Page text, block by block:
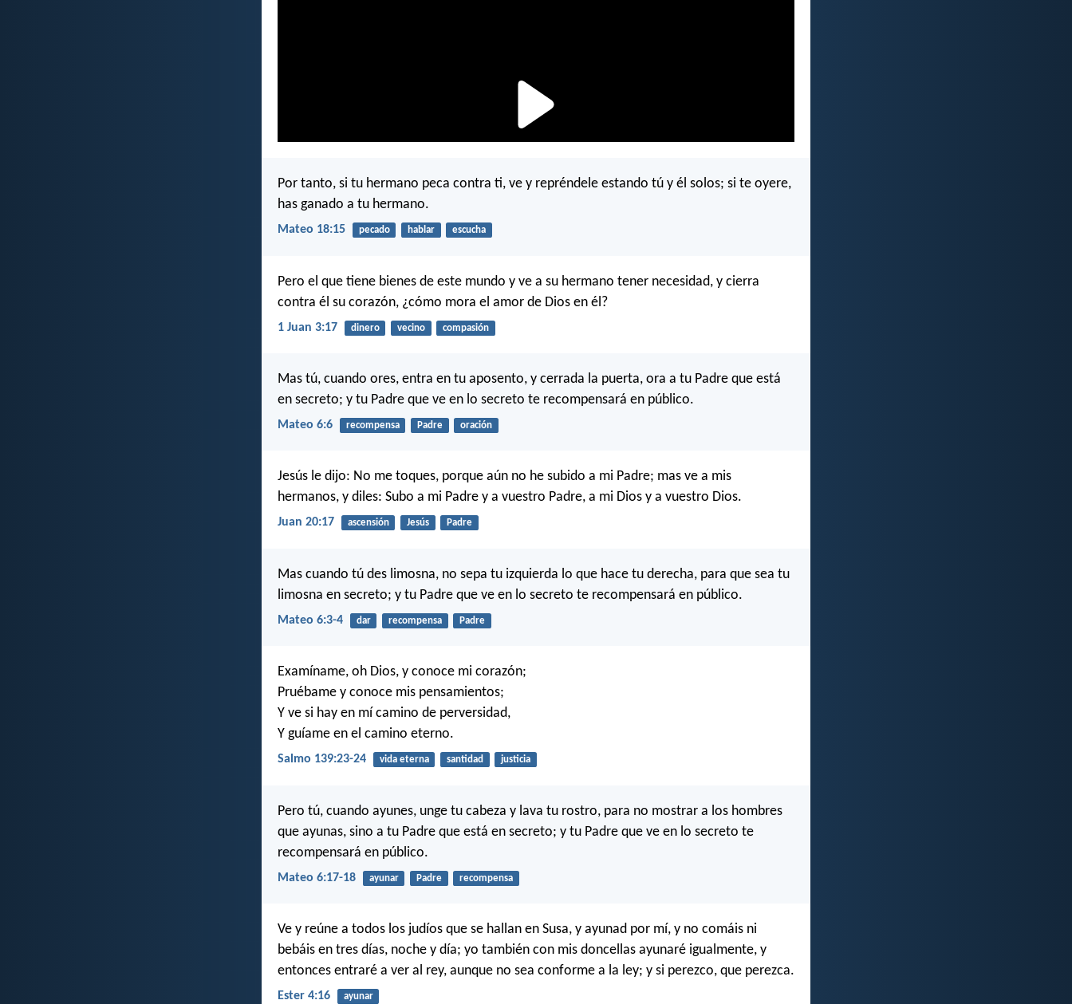
Por tanto, si tu hermano peca contra ti, ve y repréndele estando tú y él solos; si te oyere,
has ganado a tu hermano.
Mateo 18:15 pecado hablar escucha
Pero el que tiene bienes de este mundo y ve a su hermano tener necesidad, y cierra
contra él su corazón, ¿cómo mora el amor de Dios en él?
1 Juan 3:17 dinero vecino compasión
Mas tú, cuando ores, entra en tu aposento, y cerrada la puerta, ora a tu Padre que está
en secreto; y tu Padre que ve en lo secreto te recompensará en público.
Mateo 6:6 recompensa Padre oración
Jesús le dijo: No me toques, porque aún no he subido a mi Padre; mas ve a mis
hermanos, y diles: Subo a mi Padre y a vuestro Padre, a mi Dios y a vuestro Dios.
Juan 20:17 ascensión Jesús Padre
Mas cuando tú des limosna, no sepa tu izquierda lo que hace tu derecha, para que sea tu
limosna en secreto; y tu Padre que ve en lo secreto te recompensará en público.
Mateo 6:3-4 dar recompensa Padre
Examíname, oh Dios, y conoce mi corazón;
Pruébame y conoce mis pensamientos;
Y ve si hay en mí camino de perversidad,
Y guíame en el camino eterno.
Salmo 139:23-24 vida eterna santidad justicia
Pero tú, cuando ayunes, unge tu cabeza y lava tu rostro, para no mostrar a los hombres
que ayunas, sino a tu Padre que está en secreto; y tu Padre que ve en lo secreto te
recompensará en público.
Mateo 6:17-18 ayunar Padre recompensa
Ve y reúne a todos los judíos que se hallan en Susa, y ayunad por mí, y no comáis ni
bebáis en tres días, noche y día; yo también con mis doncellas ayunaré igualmente, y
entonces entraré a ver al rey, aunque no sea conforme a la ley; y si perezco, que perezca.
Ester 4:16 ayunar